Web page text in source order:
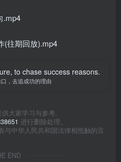
.mp4
(往期回放).mp4
to chase success reasons.
，去追成功的理由
大家学习与参考,
进行删除处理。
与中华人民共和国法律相抵触的言
END